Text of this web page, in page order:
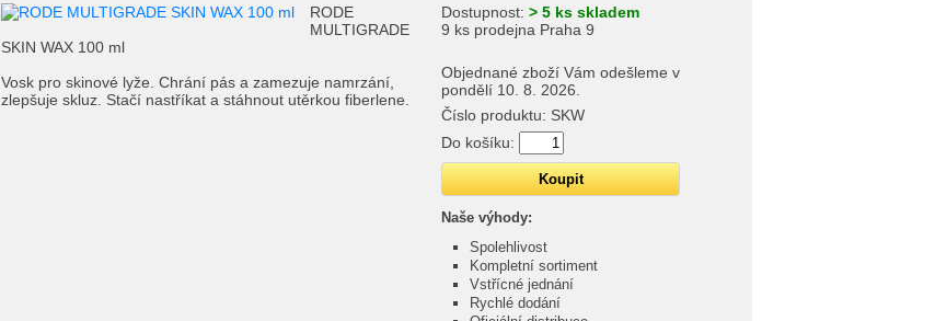
RODE
MULTIGRADE
SKIN WAX 100 ml
Vosk pro skinové lyže. Chrání pás a zamezuje namrzání,
zlepšuje skluz. Stačí nastříkat a stáhnout utěrkou fiberlene.
Dostupnost: > 5 ks skladem
9 ks prodejna Praha 9
Objednané zboží Vám odešleme v
pondělí 10. 8. 2026.
Číslo produktu: SKW
Do košíku:
Naše výhody:
Spolehlivost
Kompletní sortiment
Vstřícné jednání
Rychlé dodání